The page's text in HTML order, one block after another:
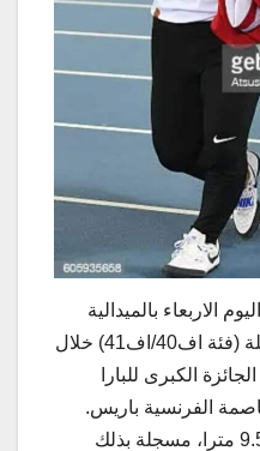
الاربعاء بالميدالية
الذهبية في منافسات دفع الجلة (فئة اف40/اف41) خلال
الكبرى للبارا
الفرنسية باريس.
وحققت التليلي رمية بلغت 9.54 مترا، مسجلة بذلك